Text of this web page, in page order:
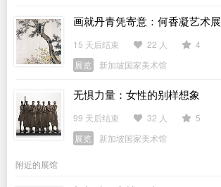
画就丹青凭寄意：何香凝艺术展
15 天后结束 22 人
4
展览
新加坡国家美术馆
无惧力量：女性的别样想象
99 天后结束 32 人
5
展览
新加坡国家美术馆
附近的展馆